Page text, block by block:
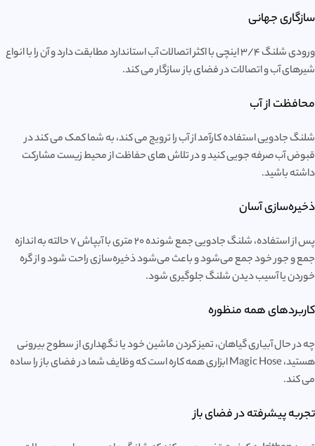
سازگاری جهانی
ورودی شلنگ 3/4 اینچی با اکثر اتصالات آب استاندارد مطابقت دارد و آن را با انواع
شیرهای آب و اتصالات در فضای باز سازگار می کند.
محافظت از آب
شلنگ جادویی استفاده کارآمد از آب را ترویج می کند، به شما کمک می کند در
قبوض آب صرفه جویی کنید و در تلاش های حفاظت از محیط زیست مشارکت
داشته باشید.
ذخیره‌سازی آسان
پس از استفاده، شلنگ جادویی جمع شونده 20 متری با آبپاش 7 حالته به اندازه
جمع و جور خود جمع می‌شود و باعث می‌شود ذخیره‌سازی راحت شود و از گره
خوردن یا آسیب دیدن شلنگ جلوگیری شود.
کاربردهای همه منظوره
چه در حال آبیاری گیاهان، تمیز کردن ماشین خود یا نگهداری از سطوح بیرونی
هستید، Magic Hose ابزاری همه کاره است که وظایف شما در فضای باز را ساده
می کند.
تجربه پیشرفته در فضای باز